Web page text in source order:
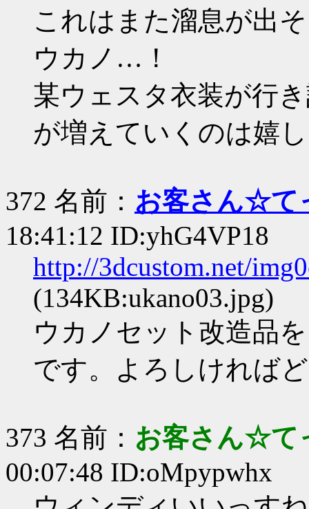
これはまた溜息が出
ウカノ…！
某ウェスタ衣装が行
が増えていくのは嬉
372 名前： お客さん☆て
18:41:12 ID:yhG4VP18
http://3dcustom.net/
(134KB:ukano03.jpg)
ウカノセット改造品
です。よろしければ
373 名前： お客さん☆て
00:07:48 ID:oMpypwhx